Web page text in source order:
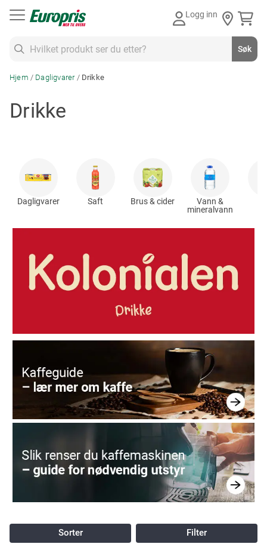
Logg inn
Søk
Hjem Dagligvarer Drikke
Drikke
Dagligvarer Saft Brus & cider
Vann &
mineralvann
Filter
Sorter